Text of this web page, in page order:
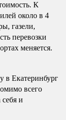
К
около в 4
газели,
перевозки
меняется.
в Екатеринбург
всего
и